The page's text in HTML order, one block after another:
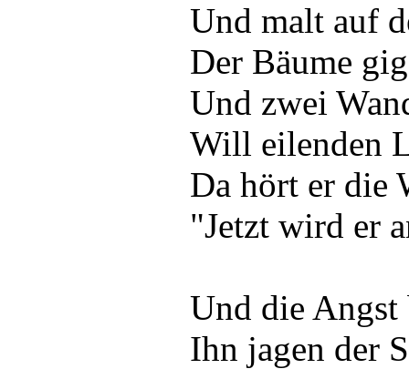
Und malt auf
Der Bäume
Und zwei
Will eilenden
Da hört er die
"Jetzt wird er
Und die Angst
Ihn jagen der